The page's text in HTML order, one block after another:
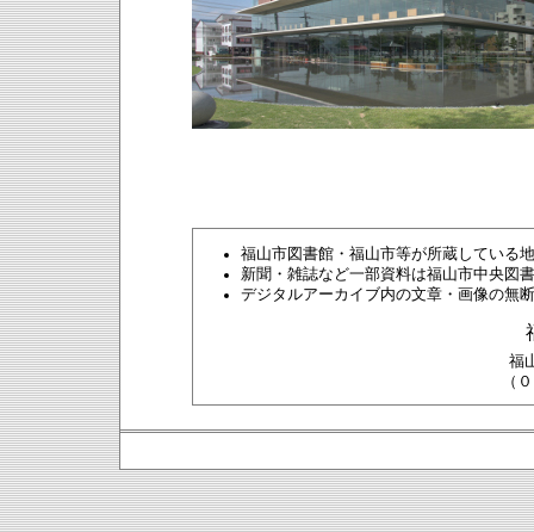
福山市図書館・福山市等が所蔵している
新聞・雑誌など一部資料は福山市中央図
デジタルアーカイブ内の文章・画像の無
福
（